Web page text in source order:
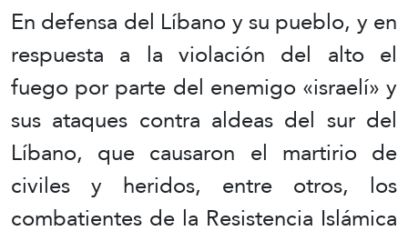
En defensa del Líbano y su pueblo, y en
respuesta a la violación del alto el
fuego por parte del enemigo «israelí» y
sus ataques contra aldeas del sur del
Líbano, que causaron el martirio de
civiles y heridos, entre otros, los
combatientes de la Resistencia Islámica